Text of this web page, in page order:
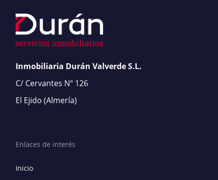
Inmobiliaria Durán Valverde S.L.
C/ Cervantes Nº 126
El Ejido (Almería)
Enlaces de interés
Inicio